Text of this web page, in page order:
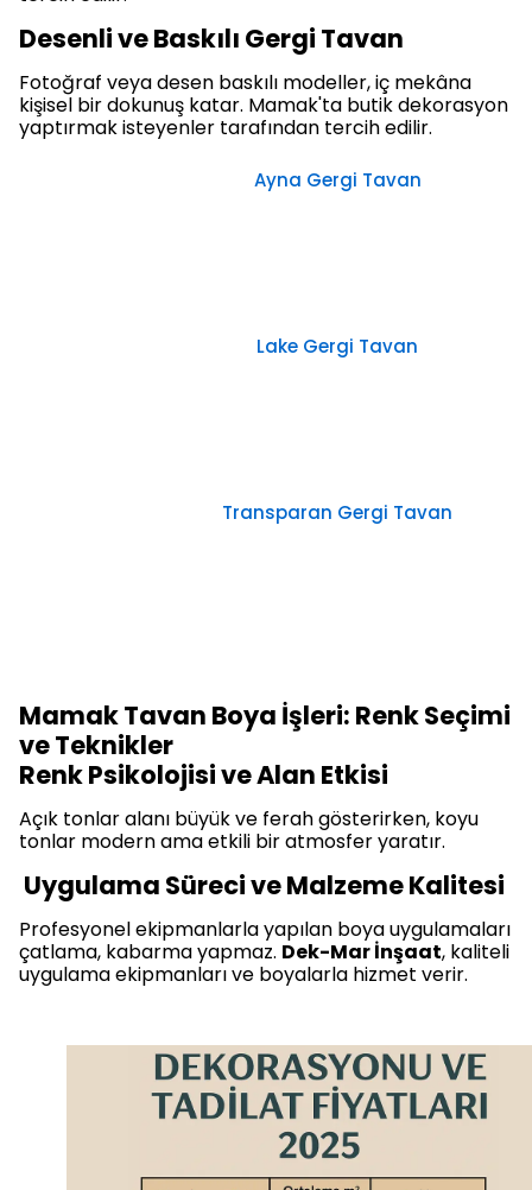
Desenli ve Baskılı Gergi Tavan
Fotoğraf veya desen baskılı modeller, iç mekâna
kişisel bir dokunuş katar. Mamak'ta butik dekorasyon
yaptırmak isteyenler tarafından tercih edilir.
Ayna Gergi Tavan
Lake Gergi Tavan
Transparan Gergi Tavan
Mamak Tavan Boya İşleri: Renk Seçimi
ve Teknikler
Renk Psikolojisi ve Alan Etkisi
Açık tonlar alanı büyük ve ferah gösterirken, koyu
tonlar modern ama etkili bir atmosfer yaratır.
Uygulama Süreci ve Malzeme Kalitesi
Profesyonel ekipmanlarla yapılan boya uygulamaları
çatlama, kabarma yapmaz. Dek-Mar İnşaat, kaliteli
uygulama ekipmanları ve boyalarla hizmet verir.